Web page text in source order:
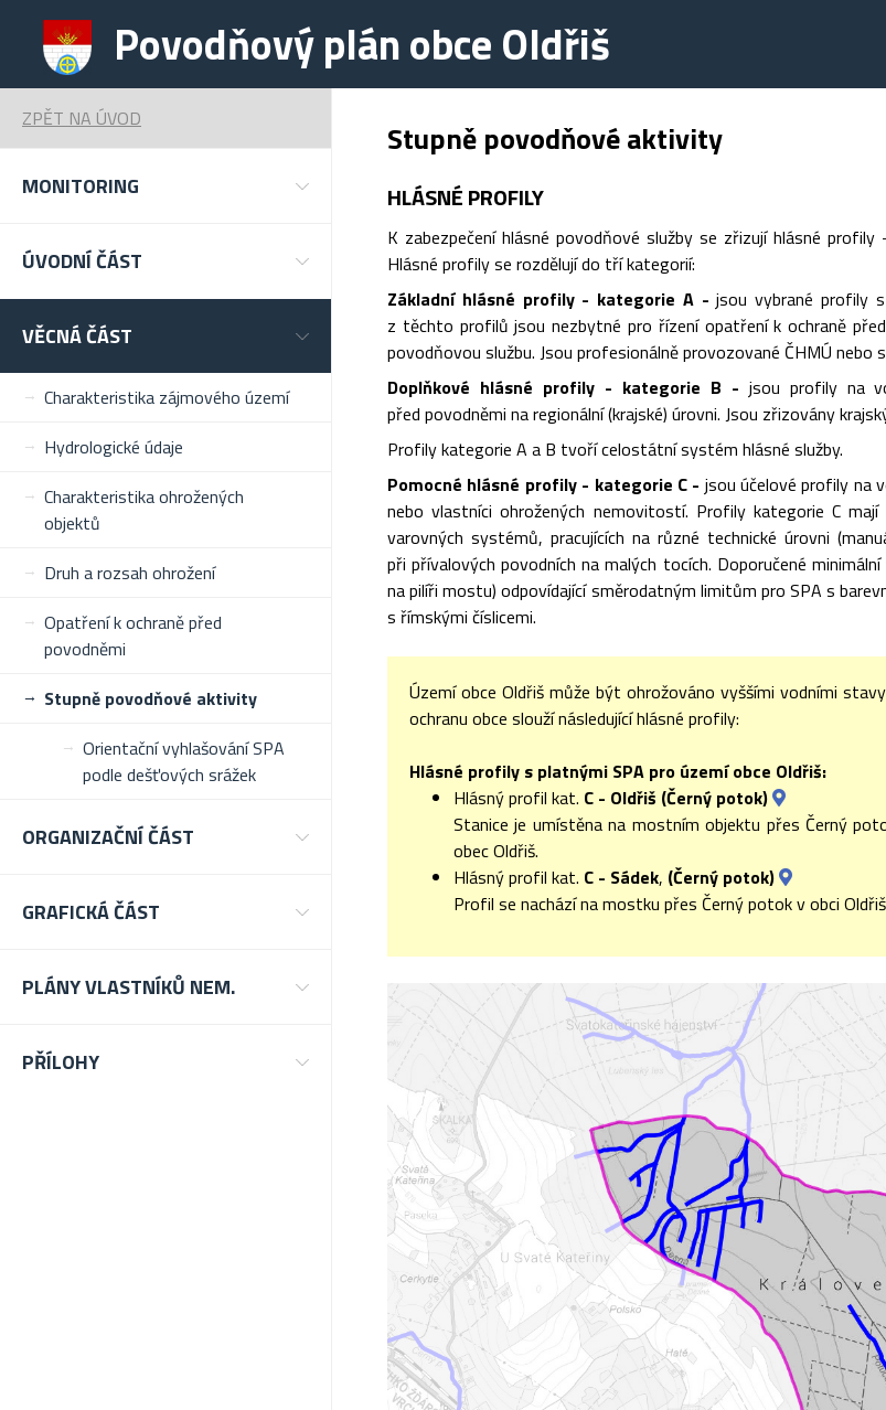
Povodňový plán obce Oldřiš
ZPĚT NA ÚVOD
MONITORING
ÚVODNÍ ČÁST
VĚCNÁ ČÁST
Charakteristika zájmového území
Hydrologické údaje
Charakteristika ohrožených
objektů
Druh a rozsah ohrožení
Opatření k ochraně před
povodněmi
Stupně povodňové aktivity
Orientační vyhlašování SPA
podle dešťových srážek
ORGANIZAČNÍ ČÁST
GRAFICKÁ ČÁST
PLÁNY VLASTNÍKŮ NEM.
PŘÍLOHY
Stupně povodňové aktivity
HLÁSNÉ PROFILY
K zabezpečení hlásné povodňové služby se zřizují hlásné
Hlásné profily se rozdělují do tří kategorií:
Základní hlásné profily - kategorie A - jsou vybrané profily
z těchto profilů jsou nezbytné pro řízení opatření k ochraně
povodňovou službu. Jsou profesionálně provozované ČHMÚ nebo
Doplňkové hlásné profily - kategorie B - jsou profily na
před povodněmi na regionální (krajské) úrovni. Jsou zřizovány
Profily kategorie A a B tvoří celostátní systém hlásné služby.
Pomocné hlásné profily - kategorie C - jsou účelové profily na
nebo vlastníci ohrožených nemovitostí. Profily kategorie C
varovných systémů, pracujících na různé technické úrovni
při přívalových povodních na malých tocích. Doporučené
na pilíři mostu) odpovídající směrodatným limitům pro SPA s
s římskými číslicemi.
Území obce Oldřiš může být ohrožováno vyššími vodními
ochranu obce slouží následující hlásné profily:
Hlásné profily s platnými SPA pro území obce Oldřiš:
Hlásný profil kat. C - Oldřiš (Černý potok)
Stanice je umístěna na mostním objektu přes Černý
obec Oldřiš.
Hlásný profil kat. C - Sádek, (Černý potok)
Profil se nachází na mostku přes Černý potok v obci